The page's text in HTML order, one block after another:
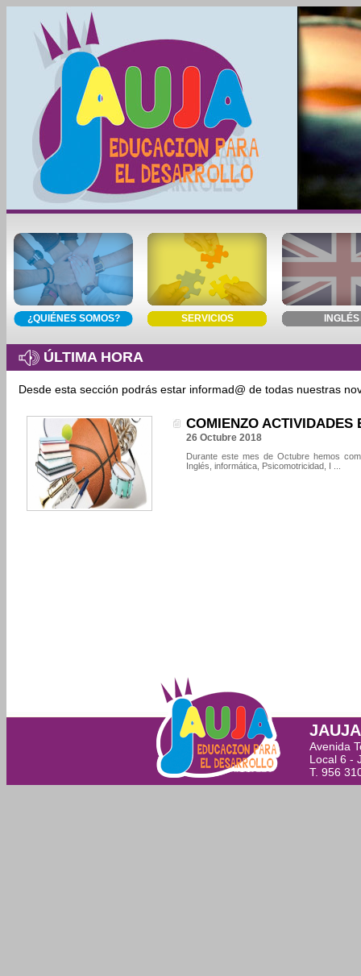
¿QUIÉNES SOMOS? SERVICIOS INGLÉS
ÚLTIMA HORA
Desde esta sección podrás estar informad@ de todas nuestras
COMIENZO ACTIVIDADES
26 Octubre 2018
Durante este mes de Octubre hemos
Inglés, informática, Psicomotricidad, I ...
Avenida
Local 6 -
T. 956